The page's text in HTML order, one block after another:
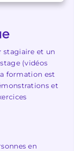
stagiaire et un
(vidéos
formation est
et
en